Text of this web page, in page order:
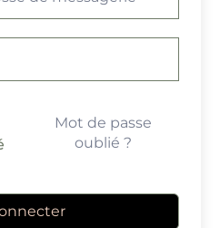
Mot de passe
oublié ?